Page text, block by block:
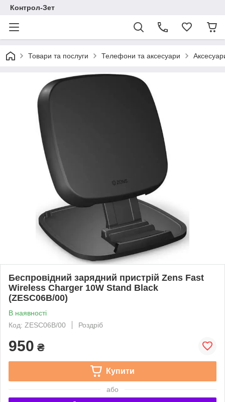
Контрол-Зет
Товари та послуги Телефони та аксесуари
Беспровідний зарядний пристрій Zens Fast
Wireless Charger 10W Stand Black
(ZESC06B/00)
В наявності
Код: ZESC06B/00
Роздріб
950 ₴
Купити
або